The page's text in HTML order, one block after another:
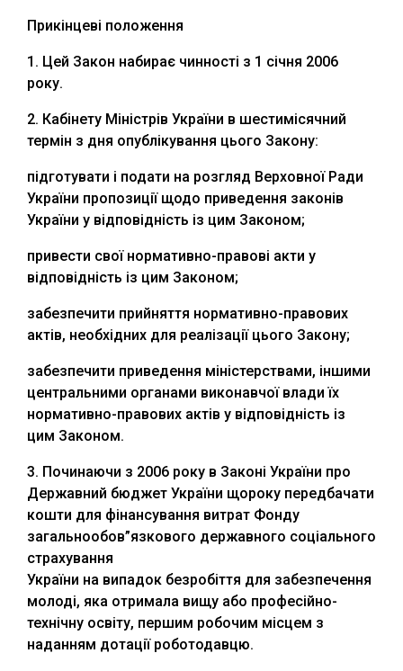
Прикінцеві положення
1. Цей Закон набирає чинності з 1 січня 2006
року.
2. Кабінету Міністрів України в шестимісячний
термін з дня опублікування цього Закону:
підготувати і подати на розгляд Верховної Ради
України пропозиції щодо приведення законів
України у відповідність із цим Законом;
привести свої нормативно-правові акти у
відповідність із цим Законом;
забезпечити прийняття нормативно-правових
актів, необхідних для реалізації цього Закону;
забезпечити приведення міністерствами, іншими
центральними органами виконавчої влади їх
нормативно-правових актів у відповідність із
цим Законом.
3. Починаючи з 2006 року в Законі України про
Державний бюджет України щороку передбачати
кошти для фінансування витрат Фонду
загальнообов”язкового державного соціального
страхування
України на випадок безробіття для забезпечення
молоді, яка отримала вищу або професійно-
технічну освіту, першим робочим місцем з
наданням дотації роботодавцю.